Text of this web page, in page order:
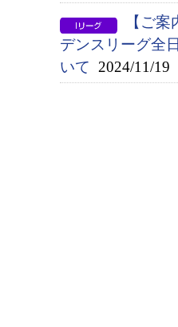
【ご
デンスリーグ全
いて 2024/11/19